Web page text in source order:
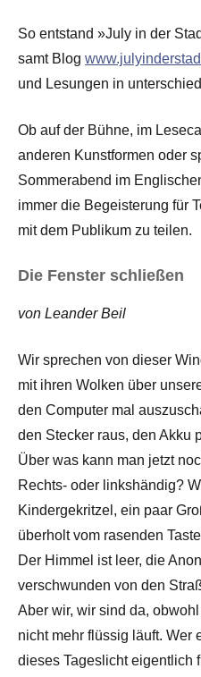
So entstand »July in der
samt Blog
und Lesungen in
Ob auf der Bühne, im
anderen Kunstformen oder
Sommerabend im
immer die Begeisterung für
mit dem Publikum zu teilen.
Die Fenster schließen
von Leander Beil
Wir sprechen von dieser
mit ihren Wolken über
den Computer mal
den Stecker raus, den Akku
Über was kann man jetzt
Rechts- oder linkshändig?
Kindergekritzel, ein paar
überholt vom rasenden
Der Himmel ist leer, die
verschwunden von den
Aber wir, wir sind da,
nicht mehr flüssig läuft. Wer
dieses Tageslicht eigentlich